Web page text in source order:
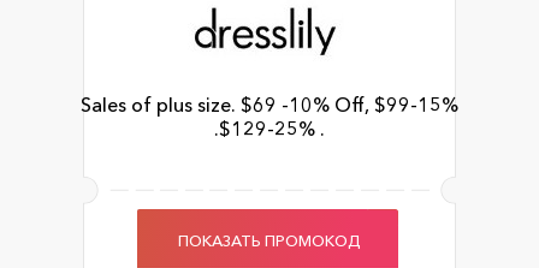
Sales of plus size. $69 -10% Off, $99-15%
.$129-25% .
ПОКАЗАТЬ ПРОМОКОД